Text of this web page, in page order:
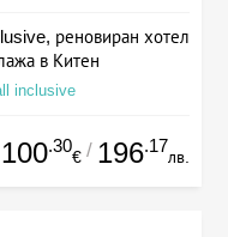
реновиран хотел
в Китен
inclusive
100.30
€ / 196.17
лв.